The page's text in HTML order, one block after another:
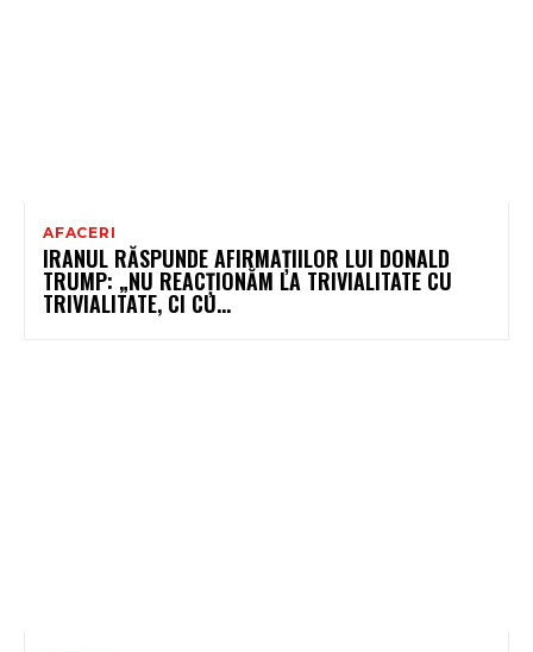
AFACERI
IRANUL RĂSPUNDE AFIRMAȚIILOR LUI DONALD
TRUMP: „NU REACȚIONĂM LA TRIVIALITATE CU
TRIVIALITATE, CI CU…